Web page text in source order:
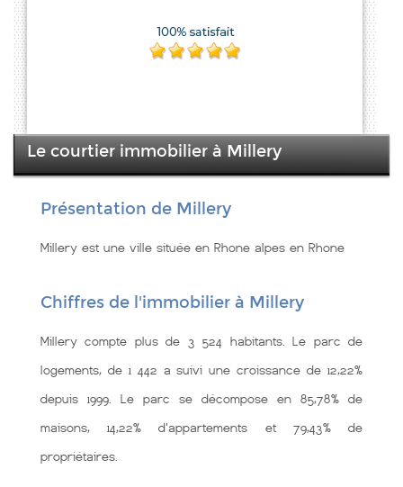
Le courtier immobilier à Millery
Présentation de Millery
Millery est une ville située en Rhone alpes en Rhone
Chiffres de l'immobilier à Millery
Millery compte plus de 3 524 habitants. Le parc de
logements, de 1 442 a suivi une croissance de 12,22%
depuis 1999. Le parc se décompose en 85,78% de
maisons, 14,22% d'appartements et 79,43% de
propriétaires.